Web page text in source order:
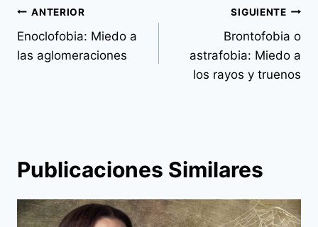
Navegación
de
entradas
ANTERIOR
Enoclofobia: Miedo a
las aglomeraciones
SIGUIENTE
Brontofobia o
astrafobia: Miedo a
los rayos y truenos
Publicaciones Similares